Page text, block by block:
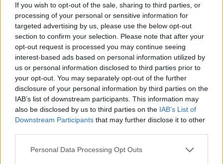
If you wish to opt-out of the sale, sharing to third parties, or
processing of your personal or sensitive information for
targeted advertising by us, please use the below opt-out
section to confirm your selection. Please note that after your
opt-out request is processed you may continue seeing
interest-based ads based on personal information utilized by
us or personal information disclosed to third parties prior to
your opt-out. You may separately opt-out of the further
disclosure of your personal information by third parties on the
IAB’s list of downstream participants. This information may
also be disclosed by us to third parties on the IAB’s List of
Downstream Participants that may further disclose it to other
Personal Data Processing Opt Outs
Sinds de Temazepam capsules van Teva en Mylan niet
meer leverbaar zijn gebruik ik de Capsules 20mg van CF.
Wat zijn die verschrikkelijk. Ja ik slaap in maar word
gedurende nacht vaak wakker. Bij het opstaan heb ik
hoofdpijn en gedurende ik wat langer wakker ben word ik
ontzettend nerveus, stijve spieren en met vlagen een
misselijk gevoel. Met andere merken nooit last van
[lees meer...]
geef mening 0 reacties
Temazepam